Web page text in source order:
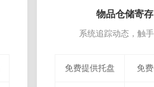
物品仓储寄存
系统追踪动态，触
免费提供托盘 免